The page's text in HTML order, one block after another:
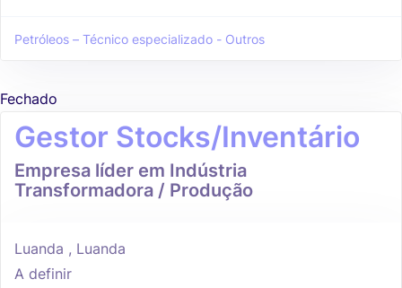
Petróleos – Técnico especializado - Outros
Fechado
Gestor Stocks/Inventário
Empresa líder em Indústria
Transformadora / Produção
Luanda , Luanda
A definir